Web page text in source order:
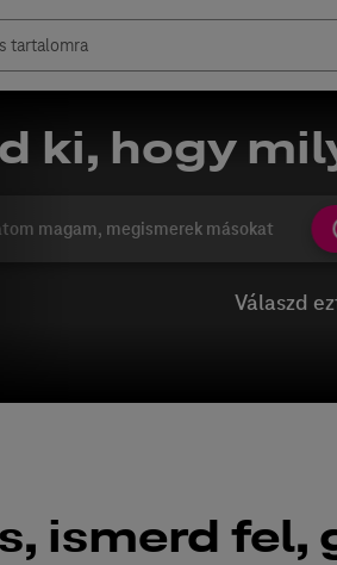
ki, hogy
magam, megismerek másokat
Válaszd
ismerd